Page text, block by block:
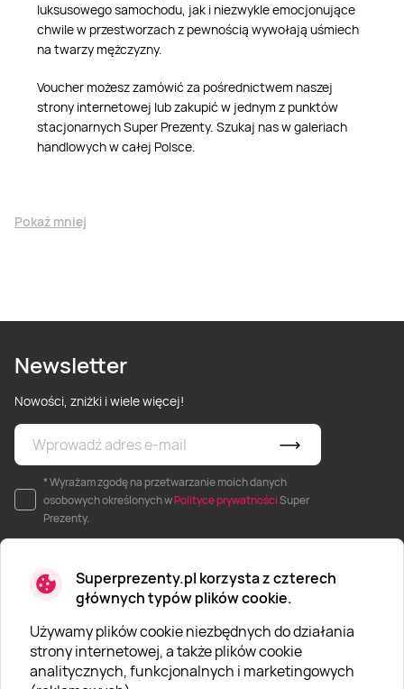
Superprezenty.pl korzysta z czterech
głównych typów plików cookie.
Używamy plików cookie niezbędnych do działania
strony internetowej, a także plików cookie
analitycznych, funkcjonalnych i marketingowych
luksusowego samochodu, jak i niezwykle emocjonujące
chwile w przestworzach z pewnością wywołają uśmiech
na twarzy mężczyzny.
Voucher możesz zamówić za pośrednictwem naszej
strony internetowej lub zakupić w jednym z punktów
stacjonarnych Super Prezenty. Szukaj nas w galeriach
handlowych w całej Polsce.
Pokaż mniej
Newsletter
Nowości, zniżki i wiele więcej!
* Wyrażam zgodę na przetwarzanie moich danych
osobowych określonych wPolityce prywatnościSuper
Prezenty.
O SUPERPREZENTY
O nas